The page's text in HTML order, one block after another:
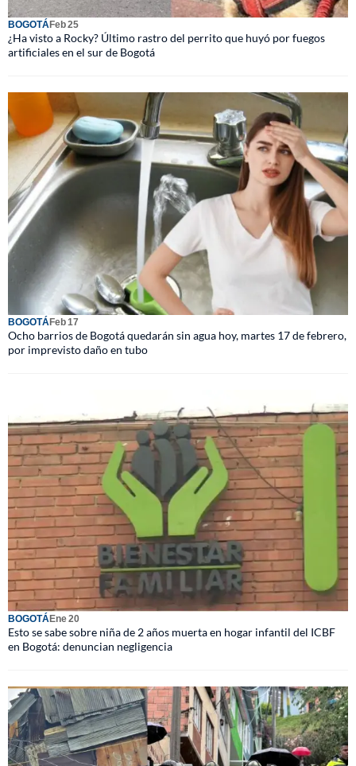
BOGOTÁFeb 25
¿Ha visto a Rocky? Último rastro del perrito que huyó por fuegos
artificiales en el sur de Bogotá
BOGOTÁFeb 17
Ocho barrios de Bogotá quedarán sin agua hoy, martes 17 de febrero,
por imprevisto daño en tubo
BOGOTÁEne 20
Esto se sabe sobre niña de 2 años muerta en hogar infantil del ICBF
en Bogotá: denuncian negligencia